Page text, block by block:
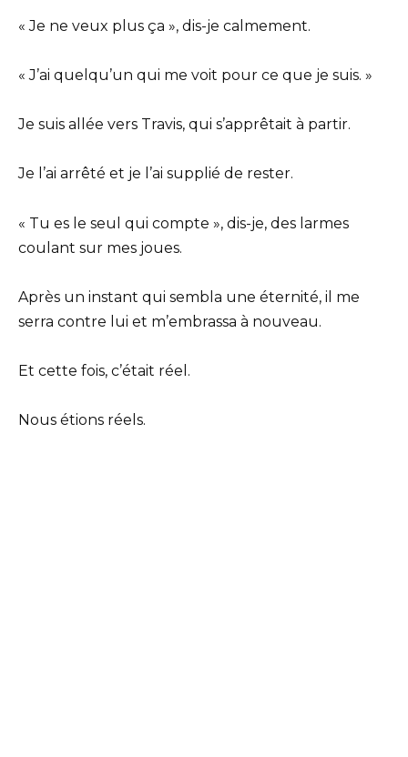
« Je ne veux plus ça », dis-je calmement.
« J’ai quelqu’un qui me voit pour ce que je suis. »
Je suis allée vers Travis, qui s’apprêtait à partir.
Je l’ai arrêté et je l’ai supplié de rester.
« Tu es le seul qui compte », dis-je, des larmes
coulant sur mes joues.
Après un instant qui sembla une éternité, il me
serra contre lui et m’embrassa à nouveau.
Et cette fois, c’était réel.
Nous étions réels.